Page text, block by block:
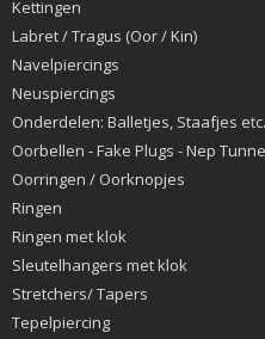
Kettingen
Labret / Tragus (Oor / Kin)
Navelpiercings
Neuspiercings
Onderdelen: Balletjes, Staafjes etc.
Oorbellen - Fake Plugs - Nep
Oorringen / Oorknopjes
Ringen
Ringen met klok
Sleutelhangers met klok
Stretchers/ Tapers
Tepelpiercing